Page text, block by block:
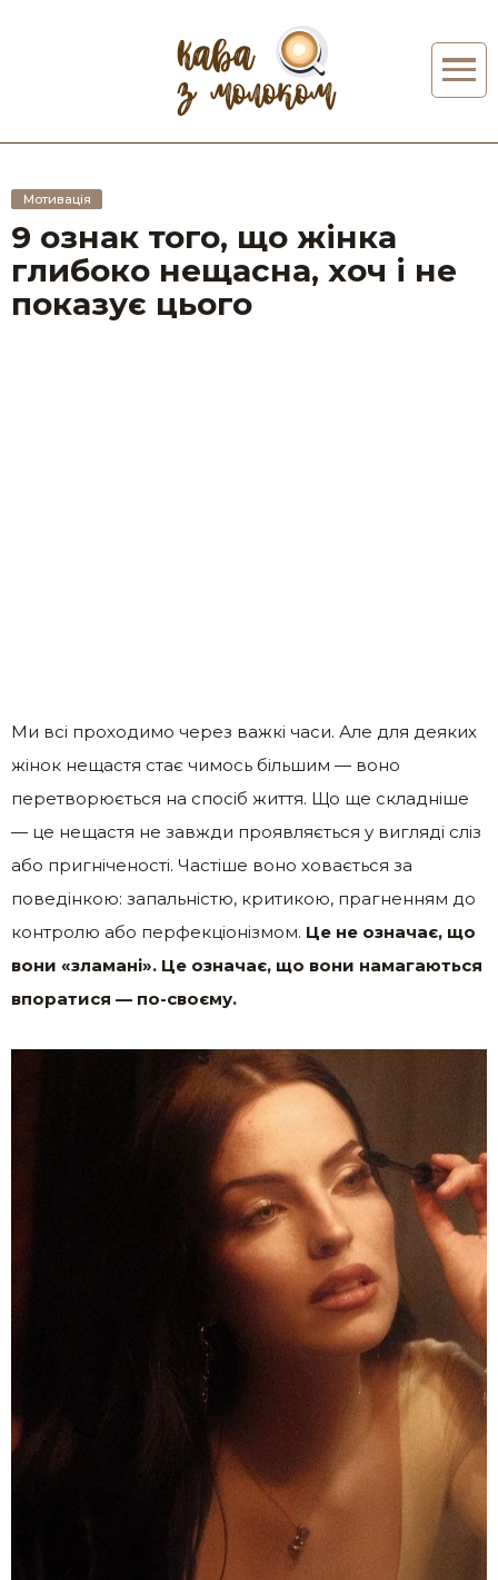
Мотивація
9 ознак того, що жінка
глибоко нещасна, хоч і не
показує цього
Ми всі проходимо через важкі часи. Але для деяких
жінок нещастя стає чимось більшим — воно
перетворюється на спосіб життя. Що ще складніше
— це нещастя не завжди проявляється у вигляді сліз
або пригніченості. Частіше воно ховається за
поведінкою: запальністю, критикою, прагненням до
контролю або перфекціонізмом. Це не означає, що
вони «зламані». Це означає, що вони намагаються
впоратися — по-своєму.